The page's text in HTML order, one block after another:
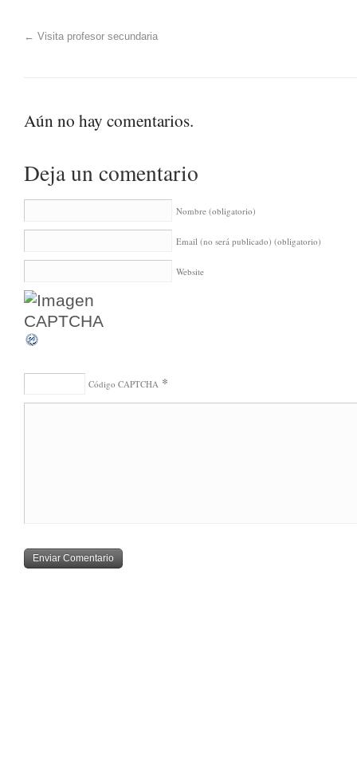
← Visita profesor secundaria
Aún no hay comentarios.
Deja un comentario
Nombre (obligatorio)
Email (no será publicado) (obligatorio)
Website
Código CAPTCHA *